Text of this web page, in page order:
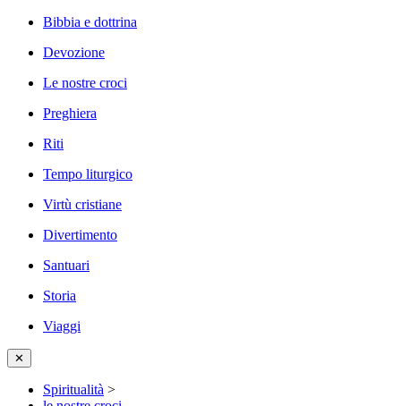
Bibbia e dottrina
Devozione
Le nostre croci
Preghiera
Riti
Tempo liturgico
Virtù cristiane
Divertimento
Santuari
Storia
Viaggi
✕
Spiritualità >